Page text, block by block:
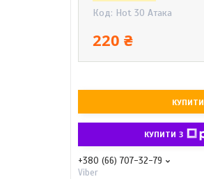
Код: Hot 30 Атака
220 ₴
КУПИТИ
КУПИТИ З
+380 (66) 707-32-79
Viber